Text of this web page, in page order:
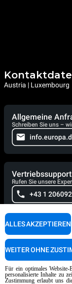
Austria | Luxembourg
Allgemeine
Schreiben Sie uns –
Vertriebssupport
Rufen Sie unsere
+43 1
Technischer
Unsere Techniker
+49 32 21 11
Für ein optimales
personalisierte Inhalte zu
Zustimmung erlaubt uns
ALLES AKZEPTIEREN
WEITER OHNE